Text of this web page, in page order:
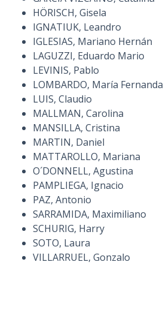
HÖRISCH, Gisela
IGNATIUK, Leandro
IGLESIAS, Mariano Hernán
LAGUZZI, Eduardo Mario
LEVINIS, Pablo
LOMBARDO, María Fernanda
LUIS, Claudio
MALLMAN, Carolina
MANSILLA, Cristina
MARTIN, Daniel
MATTAROLLO, Mariana
O´DONNELL, Agustina
PAMPLIEGA, Ignacio
PAZ, Antonio
SARRAMIDA, Maximiliano
SCHURIG, Harry
SOTO, Laura
VILLARRUEL, Gonzalo